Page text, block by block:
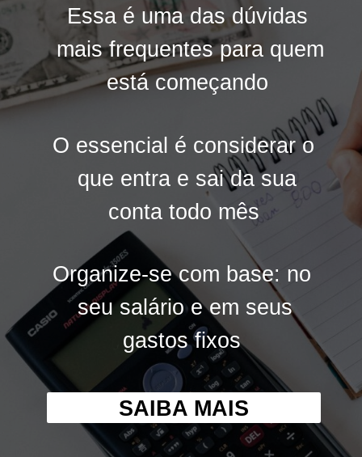
Essa é uma das dúvidas
mais frequentes para quem
está começando
Essa é uma das dúvidas
mais frequentes para quem
está começando
O essencial é considerar o
que entra e sai da sua
conta todo mês
O essencial é considerar o
que entra e sai da sua
conta todo mês
Organize-se com base: no
seu salário e em seus
gastos fixos
Organize-se com base: no
seu salário e em seus
gastos fixos
SAIBA MAIS